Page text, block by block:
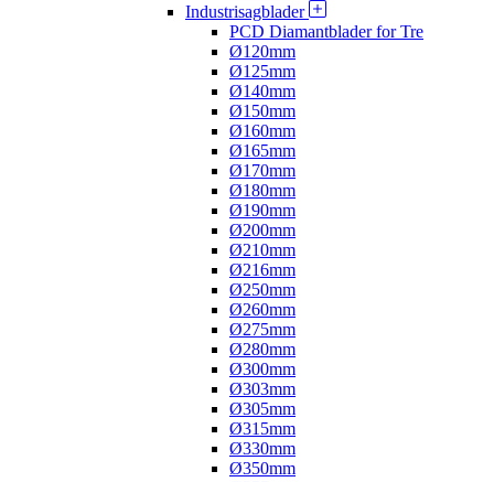
Industrisagblader
PCD Diamantblader for Tre
Ø120mm
Ø125mm
Ø140mm
Ø150mm
Ø160mm
Ø165mm
Ø170mm
Ø180mm
Ø190mm
Ø200mm
Ø210mm
Ø216mm
Ø250mm
Ø260mm
Ø275mm
Ø280mm
Ø300mm
Ø303mm
Ø305mm
Ø315mm
Ø330mm
Ø350mm